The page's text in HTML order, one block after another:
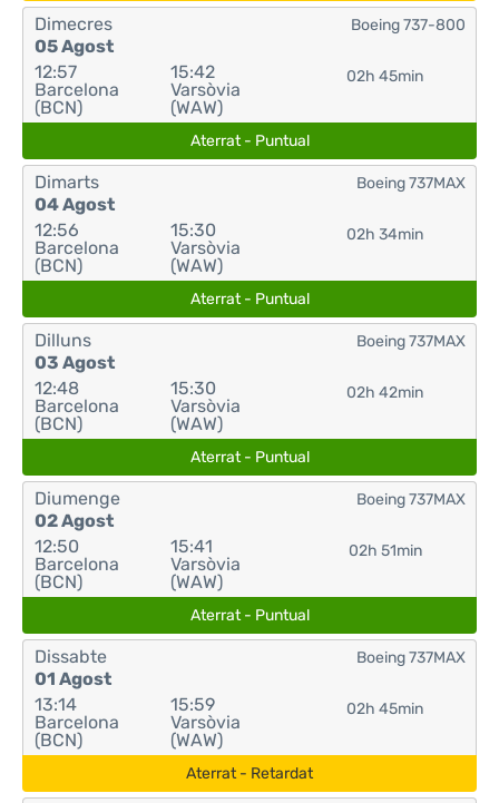
Dimecres
05 Agost
12:57
Barcelona
(BCN)
15:42
Varsòvia
(WAW)
02h 45min
Boeing 737-800
Aterrat - Puntual
Dimarts
04 Agost
12:56
Barcelona
(BCN)
15:30
Varsòvia
(WAW)
02h 34min
Boeing 737MAX
Aterrat - Puntual
Dilluns
03 Agost
12:48
Barcelona
(BCN)
15:30
Varsòvia
(WAW)
02h 42min
Boeing 737MAX
Aterrat - Puntual
Diumenge
02 Agost
12:50
Barcelona
(BCN)
15:41
Varsòvia
(WAW)
02h 51min
Boeing 737MAX
Aterrat - Puntual
Dissabte
01 Agost
13:14
Barcelona
(BCN)
15:59
Varsòvia
(WAW)
02h 45min
Boeing 737MAX
Aterrat - Retardat